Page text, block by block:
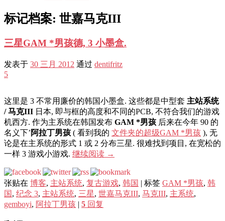
标记档案: 世嘉马克III
三星GAM *男孩德, 3 小墨盒.
发表于 30 三月 2012 通过 dentifritz
5
这里是 3 不常用廉价的韩国小墨盒. 这些都是中型套 主站系统
/ 马克III 日本, 即与框的高度和不同的PCB, 不符合我们的游戏
机西方. 作为主系统在韩国发布 GAM *男孩 后来在今年 90 的
名义下’阿拉丁男孩 ( 看到我的 文件夹的超级GAM *男孩 ), 无
论是在主系统的形式 1 或 2 分布三星. 很难找到项目, 在宽松的
一样 3 游戏小游戏. 继续阅读 →
张贴在 博客, 主站系统, 复古游戏, 韩国 | 标签 GAM *男孩, 韩
国 , 纪念 3, 主站系统, 三星, 世嘉马克III, 马克III, 主系统,
gemboyi, 阿拉丁男孩 | 5 回复